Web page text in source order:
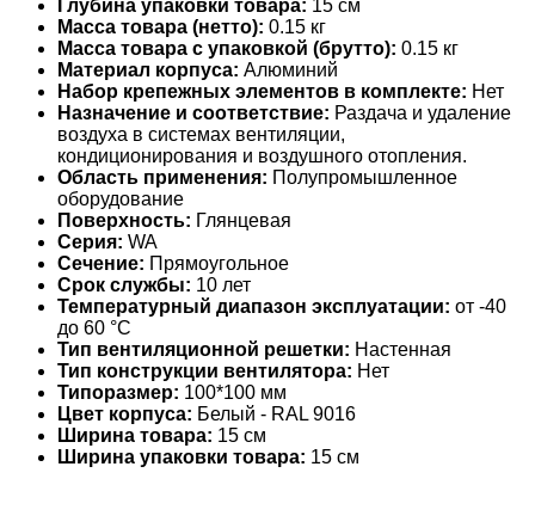
Глубина упаковки товара: 15 см
Масса товара (нетто): 0.15 кг
Масса товара с упаковкой (брутто): 0.15 кг
Материал корпуса: Алюминий
Набор крепежных элементов в комплекте: Нет
Назначение и соответствие: Раздача и удаление
воздуха в системах вентиляции,
кондиционирования и воздушного отопления.
Область применения: Полупромышленное
оборудование
Поверхность: Глянцевая
Серия: WA
Сечение: Прямоугольное
Срок службы: 10 лет
Температурный диапазон эксплуатации: от -40
до 60 °С
Тип вентиляционной решетки: Настенная
Тип конструкции вентилятора: Нет
Типоразмер: 100*100 мм
Цвет корпуса: Белый - RAL 9016
Ширина товара: 15 см
Ширина упаковки товара: 15 см